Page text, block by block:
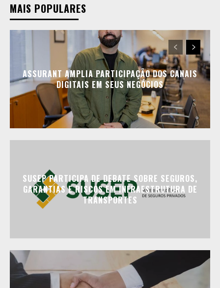
MAIS POPULARES
ASSURANT AMPLIA PARTICIPAÇÃO DOS CANAIS
DIGITAIS EM SEUS NEGÓCIOS
SUSEP PARTICIPA DE DEBATE SOBRE SEGUROS,
GARANTIAS E RISCOS EM INFRAESTRUTURA DE
TRANSPORTES